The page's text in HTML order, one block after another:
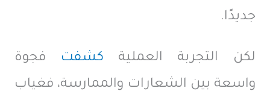
جديدًا.
لكن التجربة العملية كشفت
فجوة
واسعة بين الشعارات والممارسة، فغياب